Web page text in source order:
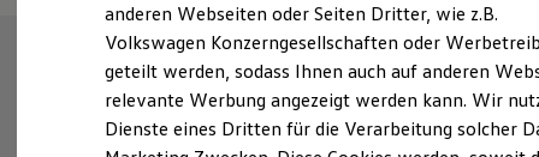
Kaufoptionen
E-Auto-Förderung
Software und Konnektivität
Die ID. Software 6
ID. Software Versionen und Updates
Digitale Extras
Schnittstellen zu Ihrem ID.
anderen Webseiten oder Seiten Dritter, wie z.B.
Volkswagen Konzerngesellschaften oder
geteilt werden, sodass Ihnen auch auf anderen
relevante Werbung angezeigt werden kann. Wir
Dienste eines Dritten für die Verarbeitung solcher